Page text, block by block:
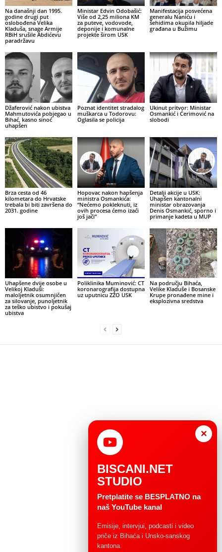
Na današnji dan 1995.
godine drugi put
oslobođena Velika
Kladuša, snage Armije
RBiH srušile Abdićevu
paradržavu
Ministar Edvin Odobašić:
Više od 2,25 miliona KM
za puteve, vodovode,
deponije i komunalne
projekte širom USK
Manifestacija posvećena
generalu Naniću i
šehidima okupila hiljade
građana u Bužimu
Džaferović nakon ubistva
Mahmutovića pobjegao u
Bihać, kasno sinoć
uhapšen
Poznat identitet stradalog
muškarca u Todorovu:
Oglasila se policija
Ukinut pritvor: Ministar
Osmankić i Ćerimović na
slobodi
Brza cesta od 46
kilometara do Hrvatske
trebala bi biti završena do
2031. godine
Hopovac nakon hapšenja
ministra Osmankića:
“Nećemo pokleknuti, iz
ovih procesa ćemo izaći
još jači”
Detalji akcije u USK:
Uhapšen kantonalni
ministar obrazovanja
Denis Osmankić, sporno i
primanje kadeta u MUP
Uhapšene dvije osobe u
Velikoj Kladuši:
maloljetnik osumnjičen
za silovanje, punoljetnik
za teško ubistvo i pokušaj
ubistva
Poliklinika Muminović: CT
koronarografija dostupna
uz uputnicu ZZO USK
Na području Bihaća,
Velike Kladuše i Bosanske
Krupe pronađene mine i
eksplozivna sredstva
×
BISCANI.NET
STUDIO
Pretplatite se BESPLATNO na
naš YouTube kanal
Emisije, intervjui, podcasti i video
priče iz Bihaća i Unsko-sanskog
kantona.